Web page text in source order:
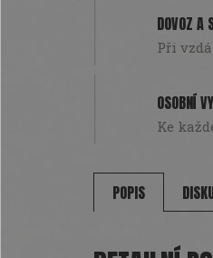
DOVOZ A
Při
OSOBNÍ
Ke
POPIS